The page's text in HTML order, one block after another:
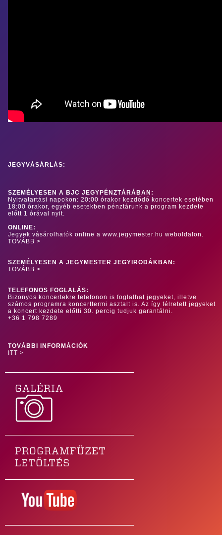
JEGYVÁSÁRLÁS:
SZEMÉLYESEN A BJC JEGYPÉNZTÁRÁBAN:
Nyitvatartási napokon: 20:00 órakor kezdődő koncertek esetében
18:00 órakor, egyéb esetekben pénztárunk a program kezdete
előtt 1 órával nyit.
ONLINE:
Jegyek vásárolhatók online a www.jegymester.hu weboldalon.
TOVÁBB >
SZEMÉLYESEN A JEGYMESTER JEGYIRODÁKBAN:
TOVÁBB >
TELEFONOS FOGLALÁS:
Bizonyos koncertekre telefonon is foglalhat jegyeket, illetve
számos programra koncerttermi asztalt is. Az így félretett jegyeket
a koncert kezdete előtti 30. percig tudjuk garantálni.
+36 1 798 7289
TOVÁBBI INFORMÁCIÓK
ITT >
GALÉRIA
PROGRAMFÜZET
LETÖLTÉS